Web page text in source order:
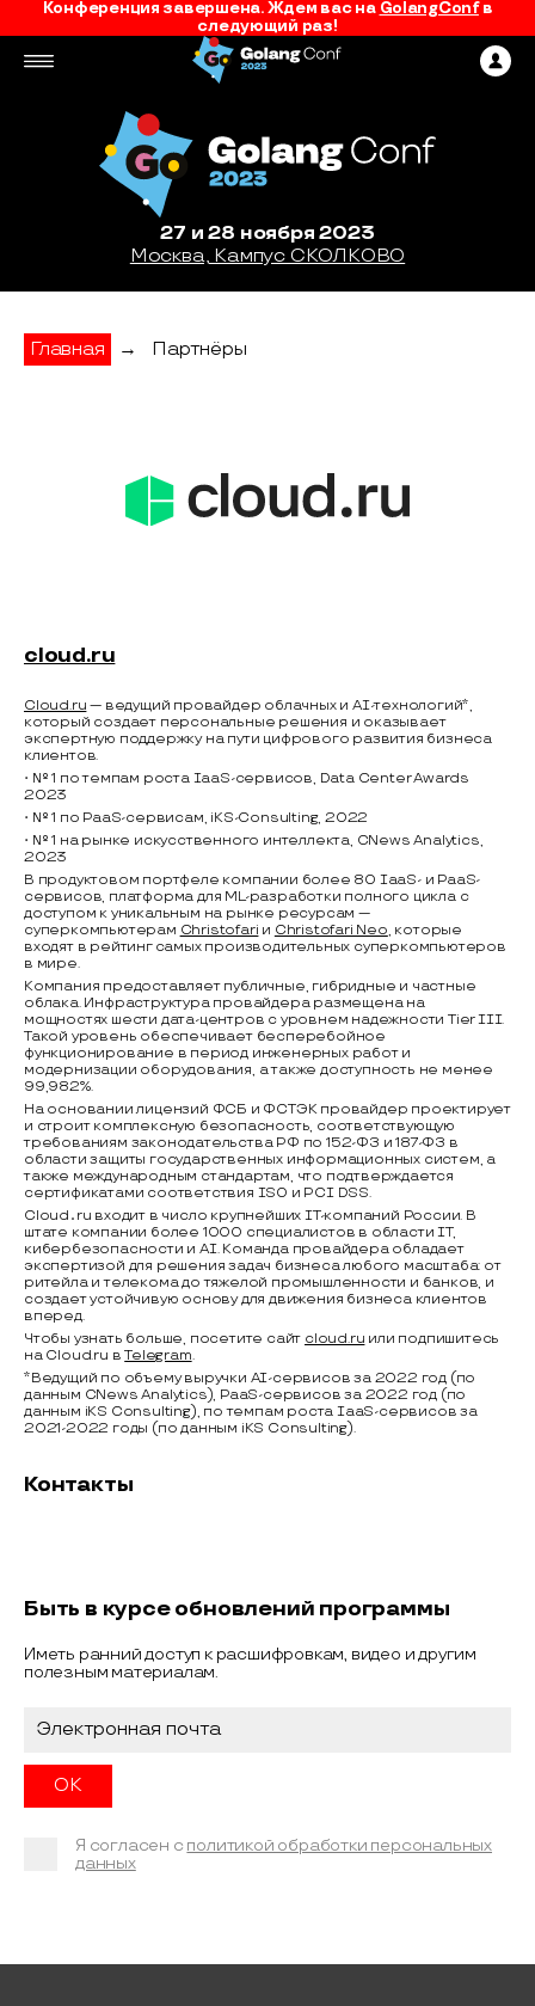
Конференция завершена. Ждем вас на GolangConfв
следующий раз!
27 и 28 ноября 2023
Москва, Кампус СКОЛКОВО
Главная → Партнёры
cloud.ru
Cloud.ru — ведущий провайдер облачных и AI-технологий*,
который создает персональные решения и оказывает
экспертную поддержку на пути цифрового развития бизнеса
клиентов.
• № 1 по темпам роста IaaS-сервисов, Data Center Awards
2023
• № 1 по PaaS-сервисам, iKS-Consulting, 2022
• № 1 на рынке искусcтвенного интеллекта, CNews Analytics,
2023
В продуктовом портфеле компании более 80 IaaS- и PaaS-
сервисов, платформа для ML-разработки полного цикла с
доступом к уникальным на рынке ресурсам —
суперкомпьютерам Christofari и Christofari Neo, которые
входят в рейтинг самых производительных суперкомпьютеров
в мире.
Компания предоставляет публичные, гибридные и частные
облака. Инфраструктура провайдера размещена на
мощностях шести дата-центров с уровнем надежности Tier III.
Такой уровень обеспечивает бесперебойное
функционирование в период инженерных работ и
модернизации оборудования, а также доступность не менее
99,982%.
На основании лицензий ФСБ и ФСТЭК провайдер проектирует
и строит комплексную безопасность, соответствующую
требованиям законодательства РФ по 152-ФЗ и 187-ФЗ в
области защиты государственных информационных систем, а
также международным стандартам, что подтверждается
сертификатами соответствия ISO и PCI DSS.
Cloud․ru входит в число крупнейших IT-компаний России. В
штате компании более 1000 специалистов в области IT,
кибербезопасности и AI. Команда провайдера обладает
экспертизой для решения задач бизнеса любого масштаба: от
ритейла и телекома до тяжелой промышленности и банков, и
создает устойчивую основу для движения бизнеса клиентов
вперед.
Чтобы узнать больше, посетите сайт cloud.ru или подпишитесь
на Cloud.ru вTelegram.
*Ведущий по объему выручки AI-сервисов за 2022 год (по
данным CNews Analytics), PaaS-сервисов за 2022 год (по
данным iKS Consulting), по темпам роста IaaS-сервисов за
2021-2022 годы (по данным iKS Consulting).
Контакты
Быть в курсе обновлений программы
Иметь ранний доступ к расшифровкам, видео и другим
полезным материалам.
Я согласен с политикой обработки персональных
данных